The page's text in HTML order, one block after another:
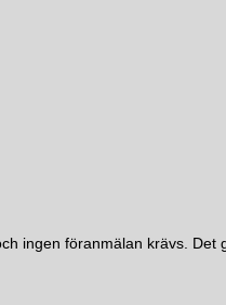
ingen föranmälan krävs. Det